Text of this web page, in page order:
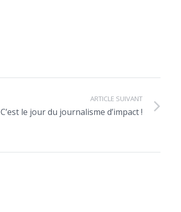
ARTICLE SUIVANT
C’est le jour du journalisme d’impact !